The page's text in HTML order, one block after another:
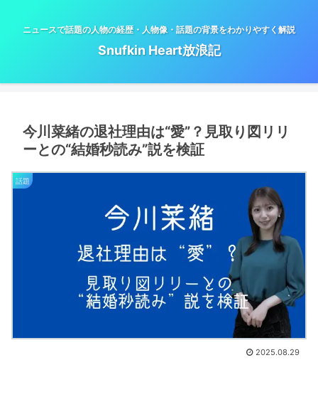
ニュースで話題の人物の経歴・人物像・話題の背景をわかりやすく解説
Snufkin Heart放浪記
今川菜緒の退社理由は“愛”？見取り図リリ
ーとの“結婚秒読み”説を検証
話題
2025.08.29